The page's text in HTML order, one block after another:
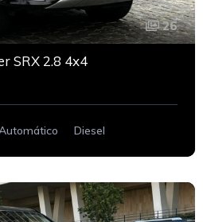
26
SRX 2.8 4x4
Diesel